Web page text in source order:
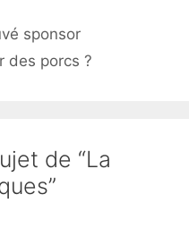
sponsor
des porcs ?
de “La